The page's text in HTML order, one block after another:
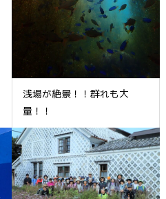
浅場が絶景！！群れも大
量！！